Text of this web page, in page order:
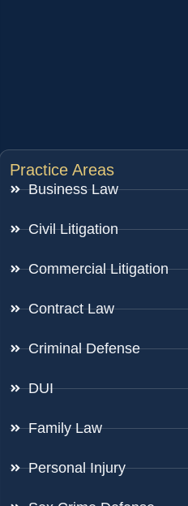
Practice Areas
Business Law
Civil Litigation
Commercial Litigation
Contract Law
Criminal Defense
DUI
Family Law
Personal Injury